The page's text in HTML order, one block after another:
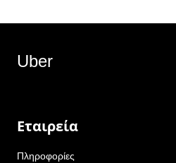
Uber
Εταιρεία
Πληροφορίες